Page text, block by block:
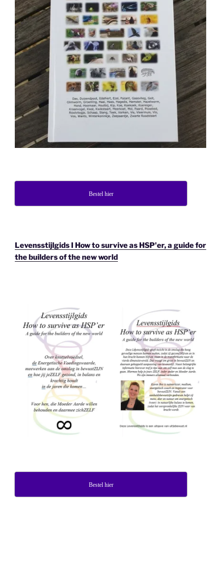
Bestel hier
Levensstijlgids I How to survive as HSP'er, a guide for
the builders of the new world
Bestel hier